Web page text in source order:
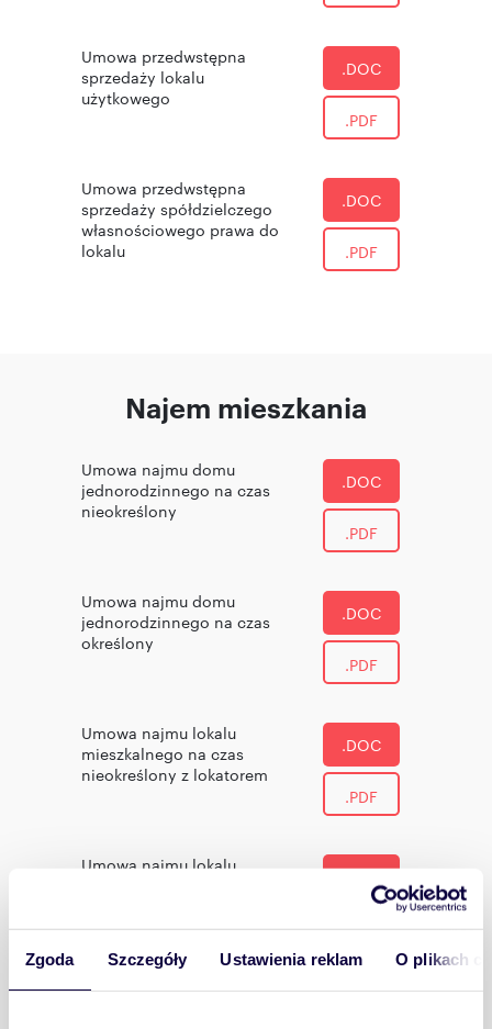
Zgoda Szczegóły Ustawienia reklam O plikach
Umowa przedwstępna
sprzedaży lokalu
użytkowego
.DOC
.PDF
Umowa przedwstępna
sprzedaży spółdzielczego
własnościowego prawa do
lokalu
.DOC
.PDF
Najem mieszkania
Umowa najmu domu
jednorodzinnego na czas
nieokreślony
.DOC
.PDF
Umowa najmu domu
jednorodzinnego na czas
określony
.DOC
.PDF
Umowa najmu lokalu
mieszkalnego na czas
nieokreślony z lokatorem
.DOC
.PDF
Umowa najmu lokalu
.PDF
Wypowiedzenie umowy